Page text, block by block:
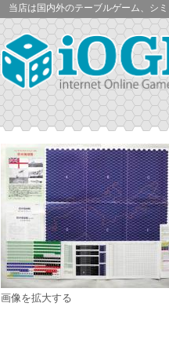
当店は国内外のテーブルゲーム、シ
画像を拡大する